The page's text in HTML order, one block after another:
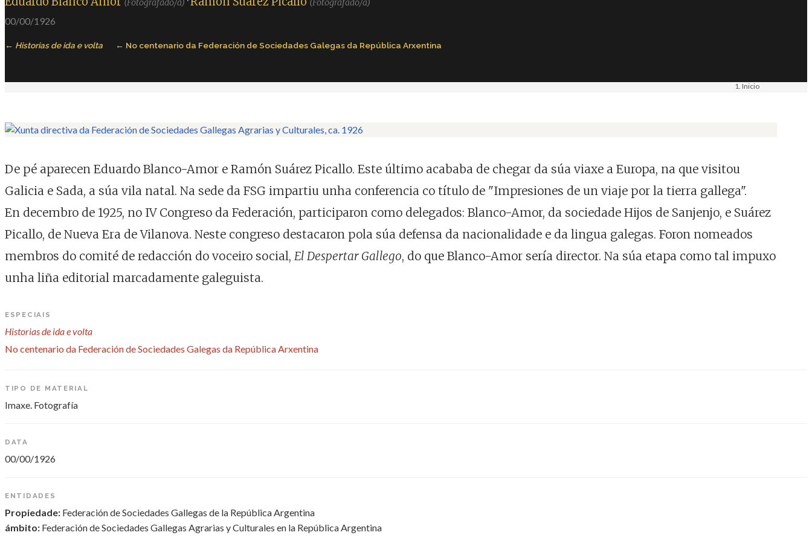
(Fotografado/a) (Fotografado/a)
00/00/1926
Historias de ida e volta No centenario da Federación de Sociedades Galegas da República Arxentina
Inicio
De pé aparecen Eduardo Blanco-Amor e Ramón Suárez Picallo. Este último acababa de chegar da súa viaxe a Europa, na que visitou
Galicia e Sada, a súa vila natal. Na sede da FSG impartiu unha conferencia co título de "Impresiones de un viaje por la tierra gallega".
En decembro de 1925, no IV Congreso da Federación, participaron como delegados: Blanco-Amor, da sociedade Hijos de Sanjenjo, e Suárez
Picallo, de Nueva Era de Vilanova. Neste congreso destacaron pola súa defensa da nacionalidade e da lingua galegas. Foron nomeados
membros do comité de redacción do voceiro social, El Despertar Gallego, do que Blanco-Amor sería director. Na súa etapa como tal impuxo
unha liña editorial marcadamente galeguista.
ESPECIAIS
Historias de ida e volta
No centenario da Federación de Sociedades Galegas da República Arxentina
TIPO DE MATERIAL
Imaxe. Fotografía
DATA
00/00/1926
ENTIDADES
Propiedade: Federación de Sociedades Gallegas de la República Argentina
ámbito: Federación de Sociedades Gallegas Agrarias y Culturales en la República Argentina